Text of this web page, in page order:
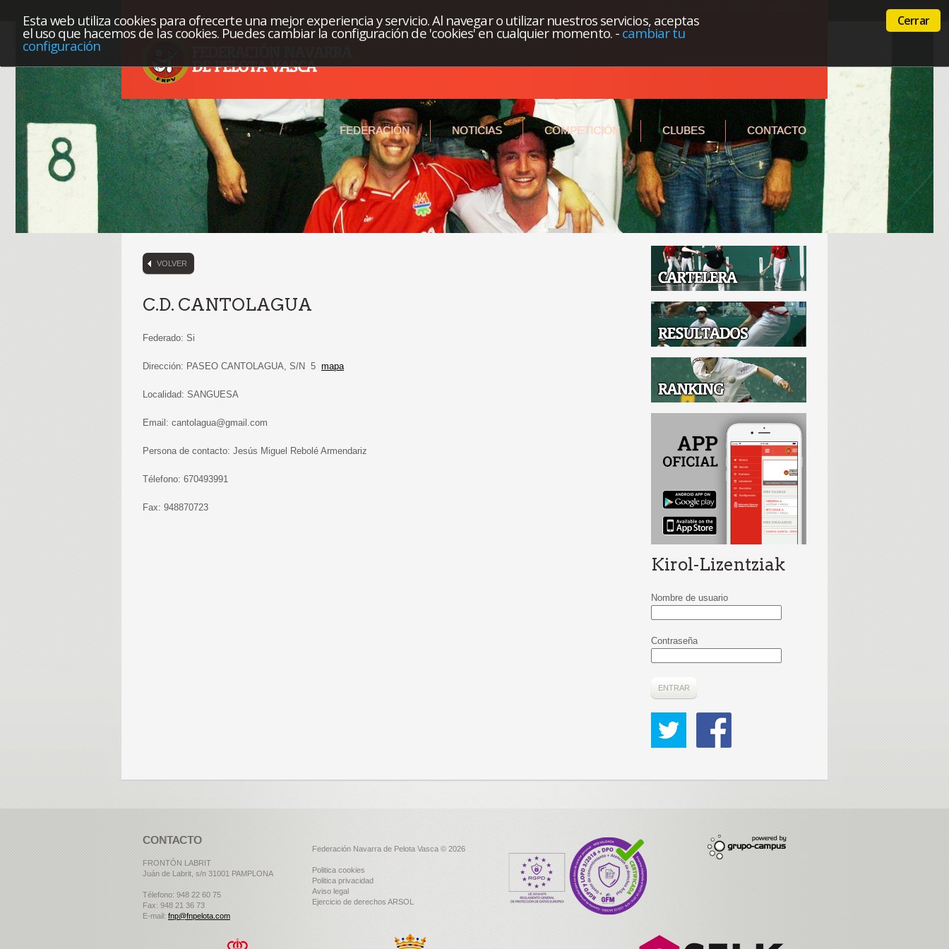
Esta web utiliza cookies para ofrecerte una mejor experiencia y servicio. Al navegar o utilizar nuestros servicios, aceptas
el uso que hacemos de las cookies. Puedes cambiar la configuración de 'cookies' en cualquier momento.- cambiar tu
configuración
Cerrar
FEDERACIÓN NOTICIAS COMPETICIÓN CLUBES CONTACTO
VOLVER
C.D. CANTOLAGUA
Federado: Si
Dirección: PASEO CANTOLAGUA, S/N 5 mapa
Localidad: SANGUESA
Email: cantolagua@gmail.com
Persona de contacto: Jesús Miguel Rebolé Armendariz
Télefono: 670493991
Fax: 948870723
Kirol-Lizentziak
Nombre de usuario
Contraseña
ENTRAR
CONTACTO
FRONTÓN LABRIT
Juán de Labrit, s/n 31001 PAMPLONA
Télefono: 948 22 60 75
Fax: 948 21 36 73
E-mail: fnp@fnpelota.com
Federación Navarra de Pelota Vasca © 2026
Politica cookies
Politica privacidad
Aviso legal
Ejercicio de derechos ARSOL